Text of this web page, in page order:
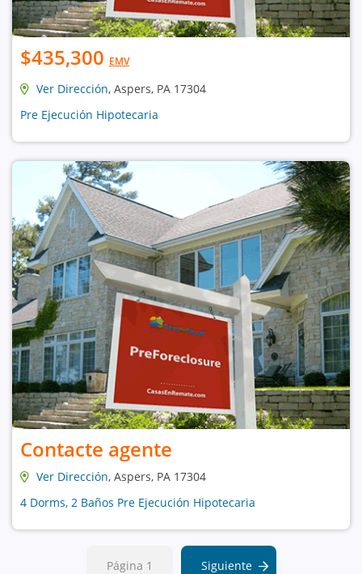
$435,300 EMV
Ver Dirección, Aspers, PA 17304
Pre Ejecución Hipotecaria
Contacte agente
Ver Dirección, Aspers, PA 17304
4 Dorms, 2 Baños Pre Ejecución Hipotecaria
Página 1 Siguiente